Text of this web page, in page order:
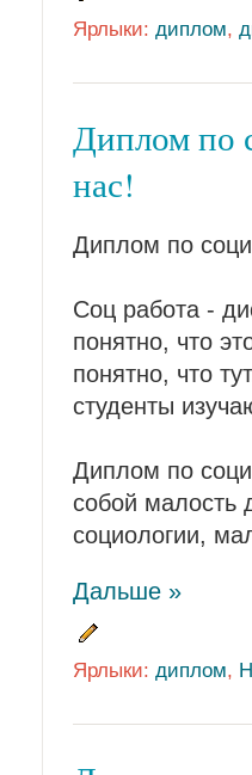
Ярлыки: диплом,
Диплом по
нас!
Диплом по
Соц работа -
понятно, что
понятно, что
студенты
Диплом по
собой малость
социологии,
Дальше »
Ярлыки: диплом,